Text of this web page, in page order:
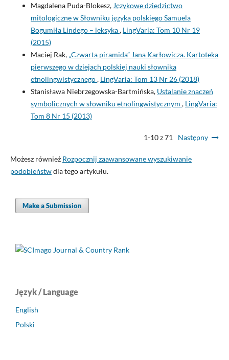
Magdalena Puda-Blokesz, Językowe dziedzictwo
mitologiczne w Słowniku języka polskiego Samuela
Bogumiła Lindego – leksyka, LingVaria: Tom 10 Nr 19
(2015)
Maciej Rak, „Czwarta piramida” Jana Karłowicza. Kartoteka
pierwszego w dziejach polskiej nauki słownika
etnolingwistycznego, LingVaria: Tom 13 Nr 26 (2018)
Stanisława Niebrzegowska-Bartmińska, Ustalanie znaczeń
symbolicznych w słowniku etnolingwistycznym , LingVaria:
Tom 8 Nr 15 (2013)
1-10 z 71 Następny
Możesz również Rozpocznij zaawansowane wyszukiwanie
podobieństwdla tego artykułu.
Make a Submission
Język / Language
English
Polski